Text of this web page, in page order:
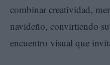
combinar creatividad,
navideño, convirtiendo
encuentro visual que